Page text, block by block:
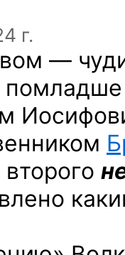
г.
—